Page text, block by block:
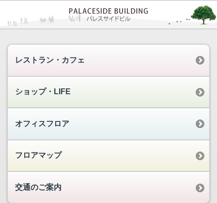
レストラン・カフェ
ショップ・LIFE
オフィスフロア
フロアマップ
交通のご案内